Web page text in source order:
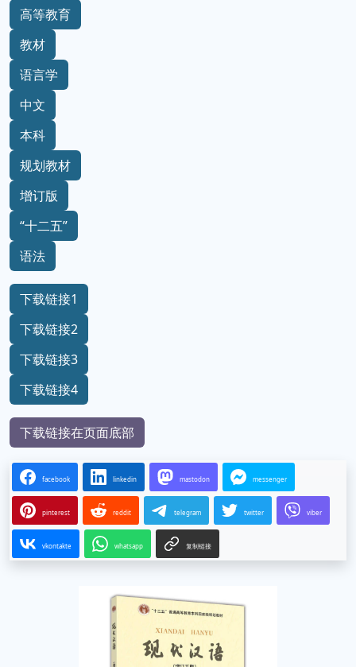
高等教育
教材
语言学
中文
本科
规划教材
增订版
“十二五”
语法
下载链接1
下载链接2
下载链接3
下载链接4
下载链接在页面底部
facebook linkedin mastodon messenger
pinterest reddit telegram twitter viber
vkontakte whatsapp 复制链接